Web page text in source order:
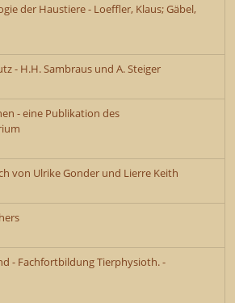
der Haustiere - Loeffler, Klaus; Gäbel,
- H.H. Sambraus und A. Steiger
- eine Publikation des
von Ulrike Gonder und Lierre Keith
- Fachfortbildung Tierphysioth. -